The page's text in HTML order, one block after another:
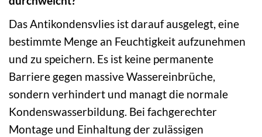
Das Antikondensvlies ist darauf ausgelegt, eine
bestimmte Menge an Feuchtigkeit aufzunehmen
und zu speichern. Es ist keine permanente
Barriere gegen massive Wassereinbrüche,
sondern verhindert und managt die normale
Kondenswasserbildung. Bei fachgerechter
Montage und Einhaltung der zulässigen